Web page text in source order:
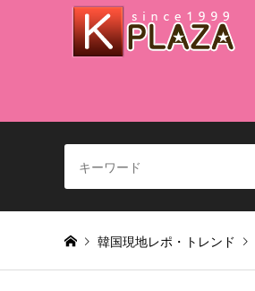
韓国現地レポ・トレンド